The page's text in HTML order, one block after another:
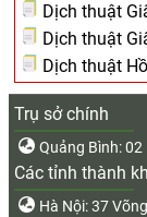
Dịch thuật
Dịch thuật
Dịch thuật
Trụ sở chính
Quảng Bình: 02
Các tỉnh thành
Hà Nội: 37